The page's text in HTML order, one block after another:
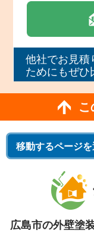
他社でお見積
ためにもぜひ
こ
広島市の外壁塗